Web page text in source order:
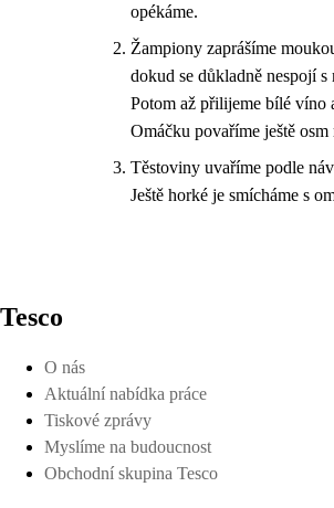
opékáme.
Žampiony zaprášíme
dokud se důkladně nespojí s
Potom až přilijeme bílé víno
Omáčku povaříme ještě osm
Těstoviny uvaříme podle
Ještě horké je smícháme s
Tesco
O nás
Aktuální nabídka práce
Tiskové zprávy
Myslíme na budoucnost
Obchodní skupina Tesco